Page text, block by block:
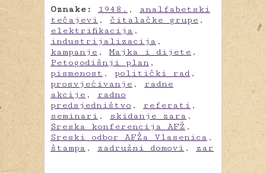
Oznake: 1948. ,
analfabetski
tečajevi , čitalačke grupe ,
elektrifikacija ,
industrijalizacija ,
kampanje ,Majka i dijete ,
Petogodišnji plan ,
pismenost , politički rad ,
prosvjećivanje , radne
akcije , radno
predsjedništvo , referati ,
seminari , skidanje zara ,
Sreska konferencija AFŽ ,
Sreski odbor AFŽa Vlasenica ,
štampa , zadružni domovi , zar